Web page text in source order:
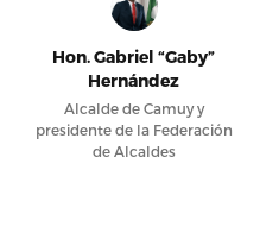
Hon. Gabriel “Gaby”
Hernández
Alcalde de Camuy y
presidente de la Federación
de Alcaldes